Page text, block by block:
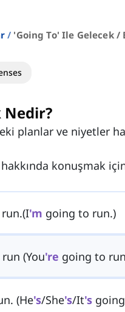
'going To' Ile Gelecek /
Nedir?
planlar ve niyetler
konuşmak
'm going to run.)
(You're going to
(He's/She's/It's